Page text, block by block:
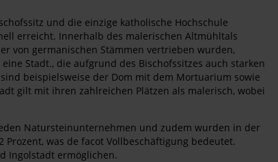
und die einzige katholische Hochschule
erreicht. Innerhalb des malerischen Altmühltals
von germanischen Stämmen vertrieben wurden,
Stadt., die aufgrund des Bischofssitzes auch starken
beispielsweise der Dom mit dem Mortuarium sowie
gilt mit ihren zahlreichen Plätzen als malerisch, wobei
Natursteinunternehmen und zudem wurden in der
was de facot Vollbeschäftigung bedeutet.
Ingolstadt ermöglichen.